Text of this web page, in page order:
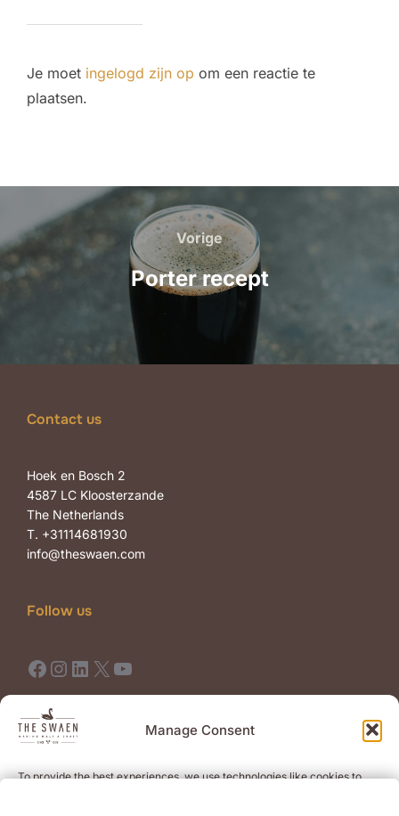
Manage Consent
To provide the best experiences, we use technologies like cookies to
Je moet ingelogd zijn op om een reactie te
plaatsen.
Bericht
navigatie
Vorige
Vorige
Porter recept
Contact us
Hoek en Bosch 2
4587 LC Kloosterzande
The Netherlands
T. +31114681930
info@theswaen.com
Follow us
Facebook Instagram LinkedIn X YouTube
Terms of Use
Terms of Sale
Newsletter